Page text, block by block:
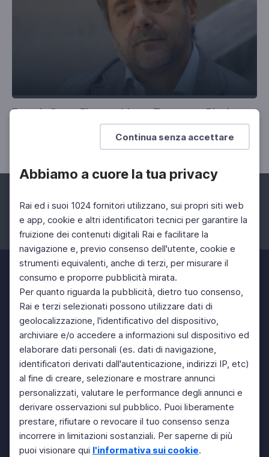
Continua senza accettare
Abbiamo a cuore la tua privacy
Rai ed i suoi 1024 fornitori utilizzano, sui propri siti web
e app, cookie e altri identificatori tecnici per garantire la
fruizione dei contenuti digitali Rai e facilitare la
navigazione e, previo consenso dell'utente, cookie e
strumenti equivalenti, anche di terzi, per misurare il
consumo e proporre pubblicità mirata.
Per quanto riguarda la pubblicità, dietro tuo consenso,
Rai e terzi selezionati possono utilizzare dati di
geolocalizzazione, l'identificativo del dispositivo,
archiviare e/o accedere a informazioni sul dispositivo ed
elaborare dati personali (es. dati di navigazione,
identificatori derivati dall'autenticazione, indirizzi IP, etc)
al fine di creare, selezionare e mostrare annunci
personalizzati, valutare le performance degli annunci e
derivare osservazioni sul pubblico. Puoi liberamente
prestare, rifiutare o revocare il tuo consenso senza
incorrere in limitazioni sostanziali. Per saperne di più
puoi visionare qui l'informativa sui cookie.
Francis Scott Fitzgerald con Tommaso Pincio
Un profilo letterario e umano del creatore del Grande
Facebook Instagram Twitter